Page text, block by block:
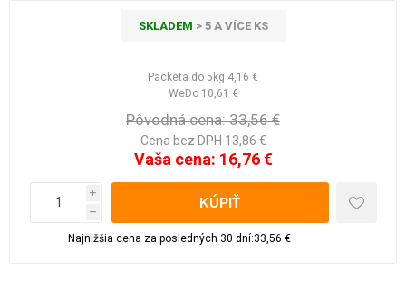
SKLADEM > 5 A VÍCE KS
Packeta do 5kg 4,16 €
WeDo 10,61 €
Pôvodná cena: 33,56 €
Cena bez DPH 13,86 €
Vaša cena: 16,76 €
i
h
Najnižšia cena za posledných 30 dní:33,56 €